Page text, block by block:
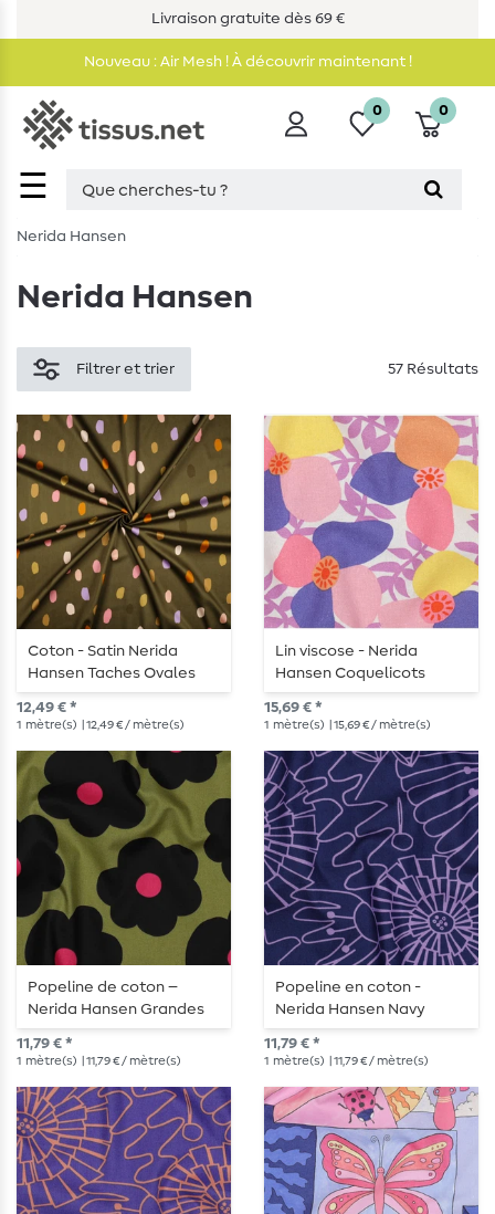
Livraison gratuite dès 69 €
Nouveau : Air Mesh ! À découvrir maintenant !
☰
0 0
Nerida Hansen
Nerida Hansen
Filtrer et trier 57 Résultats
Coton - Satin Nerida
Hansen Taches Ovales
Olive
12,49 € *
1 mètre(s) | 12,49 € / mètre(s)
Lin viscose - Nerida
Hansen Coquelicots
Lavande
15,69 € *
1 mètre(s) | 15,69 € / mètre(s)
Popeline de coton –
Nerida Hansen Grandes
fleurs Vert mousse
11,79 € *
1 mètre(s) | 11,79 € / mètre(s)
Popeline en coton -
Nerida Hansen Navy
11,79 € *
1 mètre(s) | 11,79 € / mètre(s)